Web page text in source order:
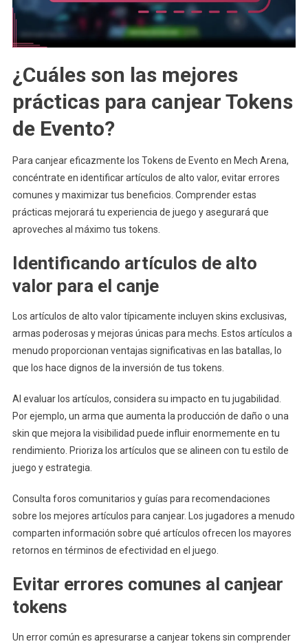
¿Cuáles son las mejores
prácticas para canjear Tokens
de Evento?
Para canjear eficazmente los Tokens de Evento en Mech Arena,
concéntrate en identificar artículos de alto valor, evitar errores
comunes y maximizar tus beneficios. Comprender estas
prácticas mejorará tu experiencia de juego y asegurará que
aproveches al máximo tus tokens.
Identificando artículos de alto
valor para el canje
Los artículos de alto valor típicamente incluyen skins exclusivas,
armas poderosas y mejoras únicas para mechs. Estos artículos a
menudo proporcionan ventajas significativas en las batallas, lo
que los hace dignos de la inversión de tus tokens.
Al evaluar los artículos, considera su impacto en tu jugabilidad.
Por ejemplo, un arma que aumenta la producción de daño o una
skin que mejora la visibilidad puede influir enormemente en tu
rendimiento. Prioriza los artículos que se alineen con tu estilo de
juego y estrategia.
Consulta foros comunitarios y guías para recomendaciones
sobre los mejores artículos para canjear. Los jugadores a menudo
comparten información sobre qué artículos ofrecen los mayores
retornos en términos de efectividad en el juego.
Evitar errores comunes al canjear
tokens
Un error común es apresurarse a canjear tokens sin comprender